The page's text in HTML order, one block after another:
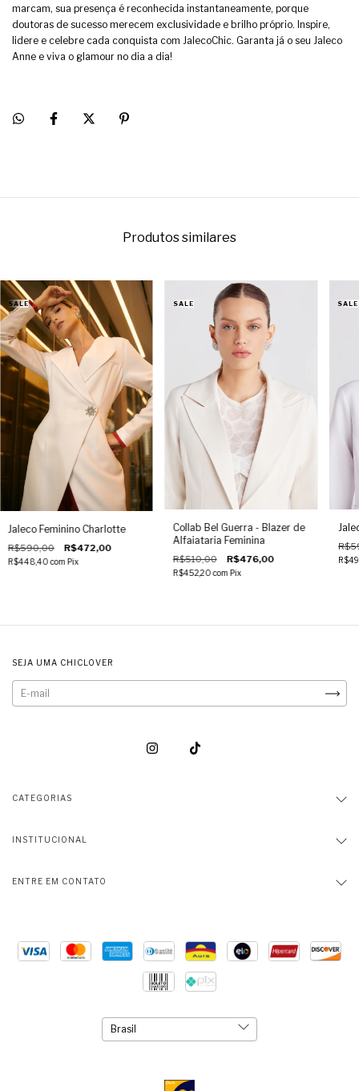
marcam, sua presença é reconhecida instantaneamente, porque
doutoras de sucesso merecem exclusividade e brilho próprio. Inspire,
lidere e celebre cada conquista com JalecoChic. Garanta já o seu Jaleco
Anne e viva o glamour no dia a dia!
Produtos similares
Jaleco Feminino Charlotte
R$590,00 R$472,00
R$448,40com Pix
Collab Bel Guerra - Blazer de
Alfaiataria Feminina
R$510,00 R$476,00
R$452,20com Pix
SEJA UMA CHICLOVER
CATEGORIAS
INSTITUCIONAL
ENTRE EM CONTATO